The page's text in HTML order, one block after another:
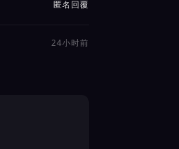
匿名回覆
24小时前